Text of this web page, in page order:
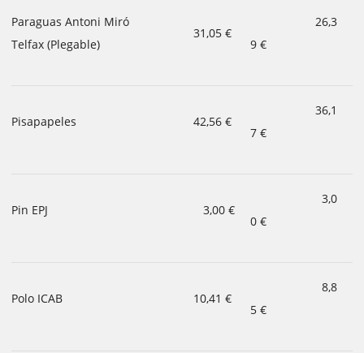
Paraguas Antoni Miró
Telfax (Plegable)
31,05 €
26,3
9 €
Pisapapeles 42,56 €
36,1
7 €
Pin EPJ 3,00 €
3,0
0 €
Polo ICAB 10,41 €
8,8
5 €